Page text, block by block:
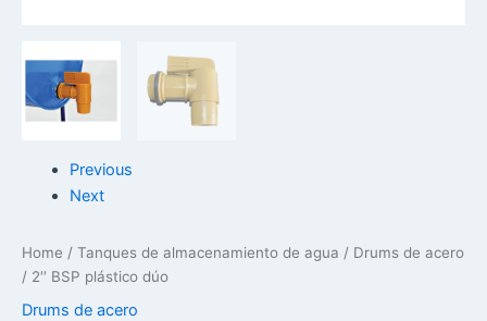
Previous
Next
Home / Tanques de almacenamiento de agua / Drums de acero
/ 2′′ BSP plástico dúo
Drums de acero